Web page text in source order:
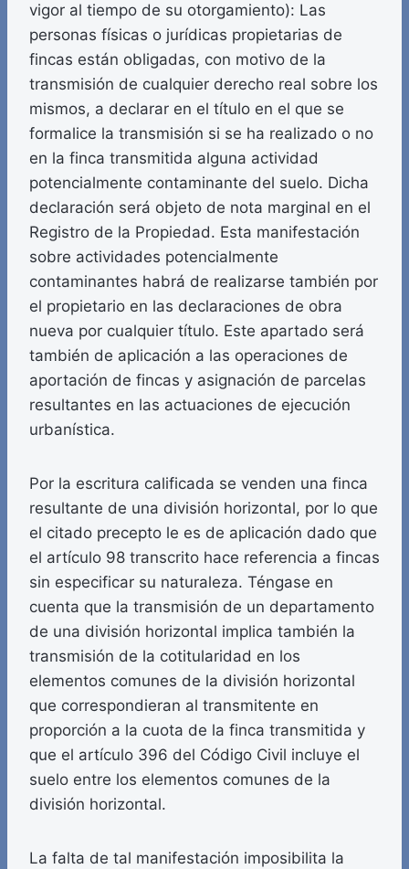
vigor al tiempo de su otorgamiento): Las
personas físicas o jurídicas propietarias de
fincas están obligadas, con motivo de la
transmisión de cualquier derecho real sobre los
mismos, a declarar en el título en el que se
formalice la transmisión si se ha realizado o no
en la finca transmitida alguna actividad
potencialmente contaminante del suelo. Dicha
declaración será objeto de nota marginal en el
Registro de la Propiedad. Esta manifestación
sobre actividades potencialmente
contaminantes habrá de realizarse también por
el propietario en las declaraciones de obra
nueva por cualquier título. Este apartado será
también de aplicación a las operaciones de
aportación de fincas y asignación de parcelas
resultantes en las actuaciones de ejecución
urbanística.
Por la escritura calificada se venden una finca
resultante de una división horizontal, por lo que
el citado precepto le es de aplicación dado que
el artículo 98 transcrito hace referencia a fincas
sin especificar su naturaleza. Téngase en
cuenta que la transmisión de un departamento
de una división horizontal implica también la
transmisión de la cotitularidad en los
elementos comunes de la división horizontal
que correspondieran al transmitente en
proporción a la cuota de la finca transmitida y
que el artículo 396 del Código Civil incluye el
suelo entre los elementos comunes de la
división horizontal.
La falta de tal manifestación imposibilita la